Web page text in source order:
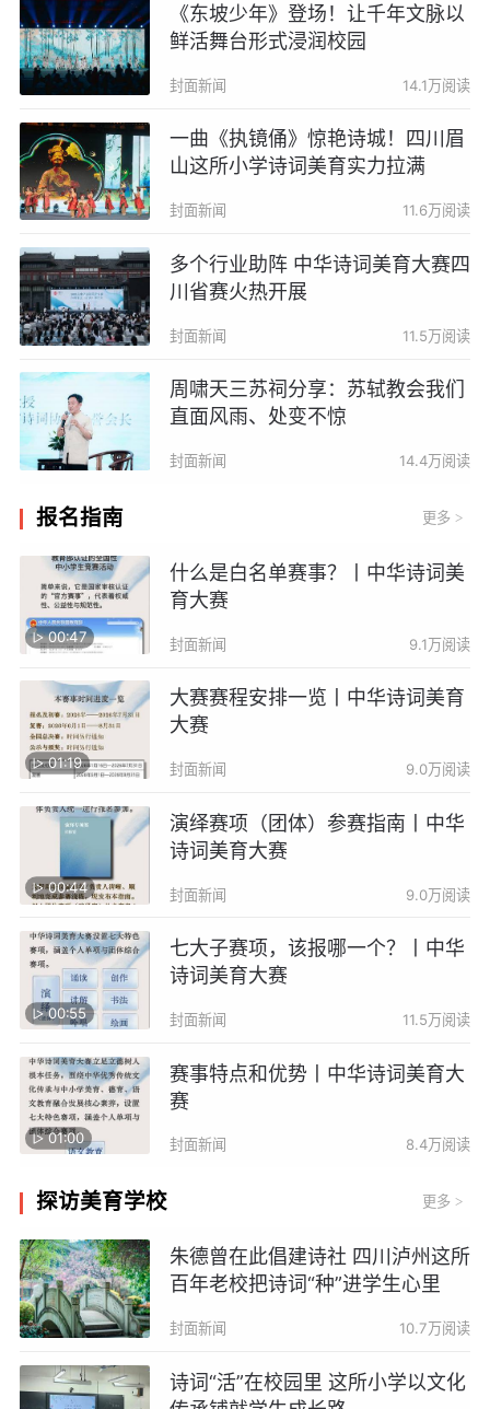
《东坡少年》登场！让千年文脉以
鲜活舞台形式浸润校园
封面新闻 14.1万阅读
一曲《执镜俑》惊艳诗城！四川眉
山这所小学诗词美育实力拉满
封面新闻 11.6万阅读
多个行业助阵 中华诗词美育大赛四
川省赛火热开展
封面新闻 11.5万阅读
周啸天三苏祠分享：苏轼教会我们
直面风雨、处变不惊
封面新闻 14.4万阅读
报名指南 更多 >
00:47
什么是白名单赛事？丨中华诗词美
育大赛
封面新闻 9.1万阅读
01:19
大赛赛程安排一览丨中华诗词美育
大赛
封面新闻 9.0万阅读
00:44
演绎赛项（团体）参赛指南丨中华
诗词美育大赛
封面新闻 9.0万阅读
00:55
七大子赛项，该报哪一个？丨中华
诗词美育大赛
封面新闻 11.5万阅读
01:00
赛事特点和优势丨中华诗词美育大
赛
封面新闻 8.4万阅读
探访美育学校 更多 >
朱德曾在此倡建诗社 四川泸州这所
百年老校把诗词“种”进学生心里
封面新闻 10.7万阅读
诗词“活”在校园里 这所小学以文化